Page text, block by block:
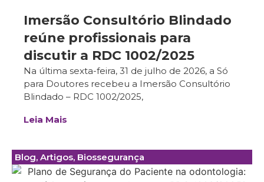
Imersão Consultório Blindado
reúne profissionais para
discutir a RDC 1002/2025
Na última sexta-feira, 31 de julho de 2026, a Só
para Doutores recebeu a Imersão Consultório
Blindado – RDC 1002/2025,
Leia Mais
Blog, Artigos, Biossegurança